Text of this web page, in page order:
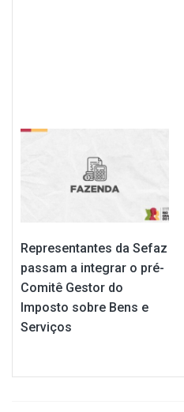
Representantes da Sefaz
passam a integrar o pré-
Comitê Gestor do
Imposto sobre Bens e
Serviços